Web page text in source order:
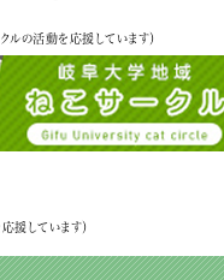
ルの活動を応援しています）
援しています）